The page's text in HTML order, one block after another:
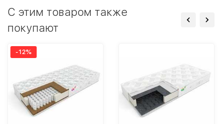
C этим товаром также
покупают
-12%